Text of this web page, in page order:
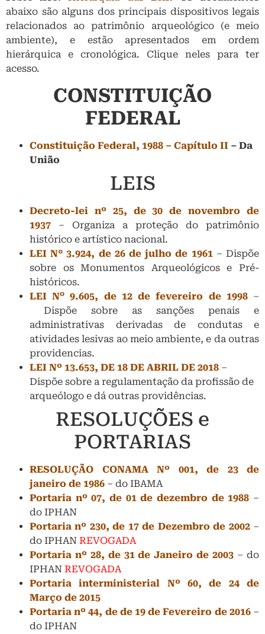
abaixo são alguns dos principais dispositivos legais
relacionados ao patrimônio arqueológico (e meio
ambiente), e estão apresentados em ordem
hierárquica e cronológica. Clique neles para ter
acesso.
CONSTITUIÇÃO
FEDERAL
Constituição Federal, 1988 – Capítulo II – Da
União
LEIS
Decreto-lei nº 25, de 30 de novembro de
1937 – Organiza a proteção do patrimônio
histórico e artístico nacional.
LEI N° 3.924, de 26 de julho de 1961 – Dispõe
sobre os Monumentos Arqueológicos e Pré-
históricos.
LEI No 9.605, de 12 de fevereiro de 1998–
Dispõe sobre as sanções penais e
administrativas derivadas de condutas e
atividades lesivas ao meio ambiente, e da outras
providencias.
LEI Nº 13.653, DE 18 DE ABRIL DE 2018 –
Dispõe sobre a regulamentação da profissão de
arqueólogo e dá outras providências.
RESOLUÇÕES e
PORTARIAS
RESOLUÇÃO CONAMA Nº 001, de 23 de
janeiro de 1986 – do IBAMA
Portaria nº 07, de 01 de dezembro de 1988 –
do IPHAN
Portaria nº 230, de 17 de Dezembro de 2002 –
do IPHAN REVOGADA
Portaria nº 28, de 31 de Janeiro de 2003 – do
IPHAN REVOGADA
Portaria interministerial Nº 60, de 24 de
Março de 2015
Portaria nº 44, de de 19 de Fevereiro de 2016 –
do IPHAN